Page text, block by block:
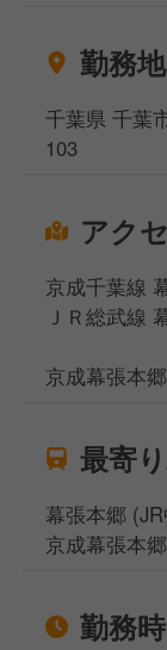
勤務地
千葉県 千葉
103
アク
京成千葉線
ＪＲ総武線
京成幕張本
最寄
幕張本郷
京成幕張本
勤務